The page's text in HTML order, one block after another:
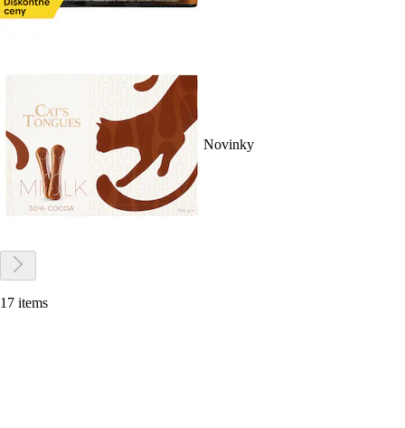
Novinky
17 items